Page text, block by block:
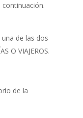
de las dos
O VIAJEROS.
de la